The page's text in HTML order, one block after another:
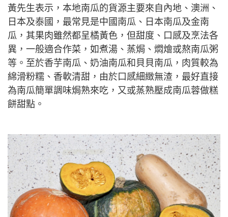
黃先生表示，本地南瓜的貨源主要來自內地、澳洲、
日本及泰國，最常見是中國南瓜、日本南瓜及金南
瓜，其果肉雖然都呈橘黃色，但甜度、口感及烹法各
異，一般適合作菜，如煮湯、蒸焗、燜燴或熬南瓜粥
等。至於香芋南瓜、奶油南瓜和貝貝南瓜，肉質較為
綿滑粉糯、香軟清甜，由於口感細緻無渣，最好直接
為南瓜簡單調味焗熟來吃，又或蒸熟壓成南瓜蓉做糕
餅甜點。